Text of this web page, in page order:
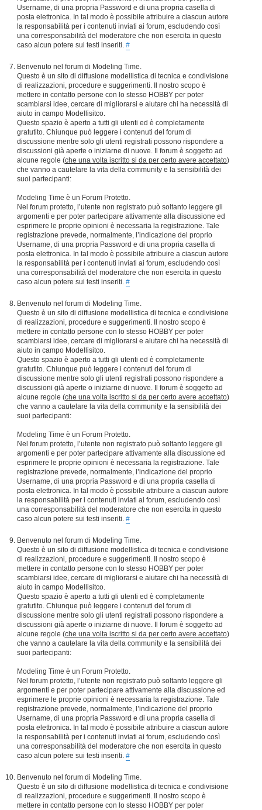
Username, di una propria Password e di una propria casella di
posta elettronica. In tal modo è possibile attribuire a ciascun autore
la responsabilità per i contenuti inviati ai forum, escludendo così
una corresponsabilità del moderatore che non esercita in questo
caso alcun potere sui testi inseriti. #
Benvenuto nel forum di Modeling Time.
Questo è un sito di diffusione modellistica di tecnica e condivisione
di realizzazioni, procedure e suggerimenti. Il nostro scopo è
mettere in contatto persone con lo stesso HOBBY per poter
scambiarsi idee, cercare di migliorarsi e aiutare chi ha necessità di
aiuto in campo Modellisitco.
Questo spazio è aperto a tutti gli utenti ed è completamente
gratutito. Chiunque può leggere i contenuti del forum di
discussione mentre solo gli utenti registrati possono rispondere a
discussioni già aperte o iniziarne di nuove. Il forum è soggetto ad
alcune regole (che una volta iscritto si da per certo avere accettato)
che vanno a cautelare la vita della community e la sensibilità dei
suoi partecipanti:
Modeling Time è un Forum Protetto.
Nel forum protetto, l’utente non registrato può soltanto leggere gli
argomenti e per poter partecipare attivamente alla discussione ed
esprimere le proprie opinioni è necessaria la registrazione. Tale
registrazione prevede, normalmente, l’indicazione del proprio
Username, di una propria Password e di una propria casella di
posta elettronica. In tal modo è possibile attribuire a ciascun autore
la responsabilità per i contenuti inviati ai forum, escludendo così
una corresponsabilità del moderatore che non esercita in questo
caso alcun potere sui testi inseriti. #
Benvenuto nel forum di Modeling Time.
Questo è un sito di diffusione modellistica di tecnica e condivisione
di realizzazioni, procedure e suggerimenti. Il nostro scopo è
mettere in contatto persone con lo stesso HOBBY per poter
scambiarsi idee, cercare di migliorarsi e aiutare chi ha necessità di
aiuto in campo Modellisitco.
Questo spazio è aperto a tutti gli utenti ed è completamente
gratutito. Chiunque può leggere i contenuti del forum di
discussione mentre solo gli utenti registrati possono rispondere a
discussioni già aperte o iniziarne di nuove. Il forum è soggetto ad
alcune regole (che una volta iscritto si da per certo avere accettato)
che vanno a cautelare la vita della community e la sensibilità dei
suoi partecipanti:
Modeling Time è un Forum Protetto.
Nel forum protetto, l’utente non registrato può soltanto leggere gli
argomenti e per poter partecipare attivamente alla discussione ed
esprimere le proprie opinioni è necessaria la registrazione. Tale
registrazione prevede, normalmente, l’indicazione del proprio
Username, di una propria Password e di una propria casella di
posta elettronica. In tal modo è possibile attribuire a ciascun autore
la responsabilità per i contenuti inviati ai forum, escludendo così
una corresponsabilità del moderatore che non esercita in questo
caso alcun potere sui testi inseriti. #
Benvenuto nel forum di Modeling Time.
Questo è un sito di diffusione modellistica di tecnica e condivisione
di realizzazioni, procedure e suggerimenti. Il nostro scopo è
mettere in contatto persone con lo stesso HOBBY per poter
scambiarsi idee, cercare di migliorarsi e aiutare chi ha necessità di
aiuto in campo Modellisitco.
Questo spazio è aperto a tutti gli utenti ed è completamente
gratutito. Chiunque può leggere i contenuti del forum di
discussione mentre solo gli utenti registrati possono rispondere a
discussioni già aperte o iniziarne di nuove. Il forum è soggetto ad
alcune regole (che una volta iscritto si da per certo avere accettato)
che vanno a cautelare la vita della community e la sensibilità dei
suoi partecipanti:
Modeling Time è un Forum Protetto.
Nel forum protetto, l’utente non registrato può soltanto leggere gli
argomenti e per poter partecipare attivamente alla discussione ed
esprimere le proprie opinioni è necessaria la registrazione. Tale
registrazione prevede, normalmente, l’indicazione del proprio
Username, di una propria Password e di una propria casella di
posta elettronica. In tal modo è possibile attribuire a ciascun autore
la responsabilità per i contenuti inviati ai forum, escludendo così
una corresponsabilità del moderatore che non esercita in questo
caso alcun potere sui testi inseriti. #
Benvenuto nel forum di Modeling Time.
Questo è un sito di diffusione modellistica di tecnica e condivisione
di realizzazioni, procedure e suggerimenti. Il nostro scopo è
mettere in contatto persone con lo stesso HOBBY per poter